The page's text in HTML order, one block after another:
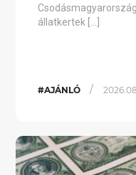
állatkertek […]
#AJÁNLÓ /